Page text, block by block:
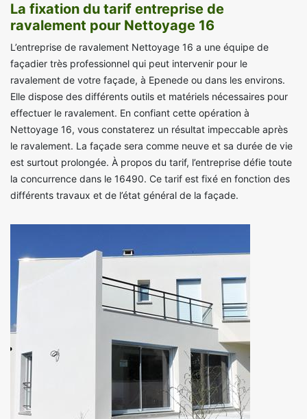
La fixation du tarif entreprise de
ravalement pour Nettoyage 16
L’entreprise de ravalement Nettoyage 16 a une équipe de
façadier très professionnel qui peut intervenir pour le
ravalement de votre façade, à Epenede ou dans les environs.
Elle dispose des différents outils et matériels nécessaires pour
effectuer le ravalement. En confiant cette opération à
Nettoyage 16, vous constaterez un résultat impeccable après
le ravalement. La façade sera comme neuve et sa durée de vie
est surtout prolongée. À propos du tarif, l’entreprise défie toute
la concurrence dans le 16490. Ce tarif est fixé en fonction des
différents travaux et de l’état général de la façade.